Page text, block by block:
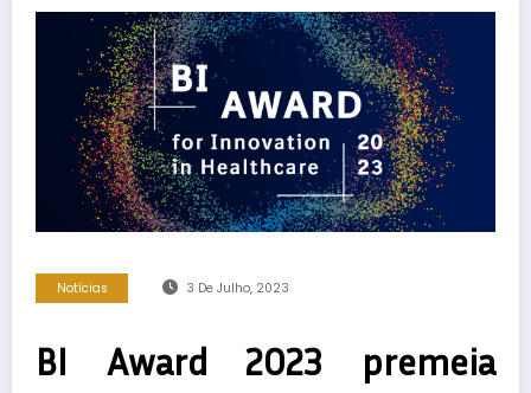
Notícias 3 De Julho, 2023
BI Award 2023 premeia